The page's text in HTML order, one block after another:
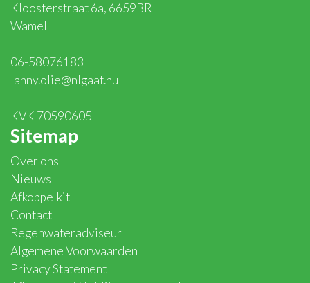
Kloosterstraat 6a, 6659BR
Wamel
06-58076183
lanny.olie@nlgaat.nu
KVK 70590605
Sitemap
Over ons
Nieuws
Afkoppelkit
Contact
Regenwateradviseur
Algemene Voorwaarden
Privacy Statement